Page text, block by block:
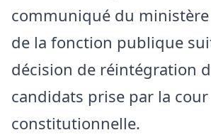
communiqué du
de la fonction publique
décision de réintégration
candidats prise par la cour
constitutionnelle.